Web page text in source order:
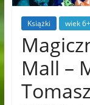
Książki wiek 6+
Mall –